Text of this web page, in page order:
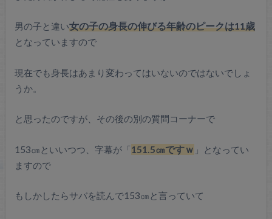
男の子と違い女の子の身長の伸びる年齢のピークは11歳
となっていますので
現在でも身長はあまり変わってはいないのではないでしょ
うか。
と思ったのですが、その後の別の質問コーナーで
153㎝といいつつ、字幕が「151.5㎝ですｗ 」となってい
ますので
もしかしたらサバを読んで153㎝と言っていて